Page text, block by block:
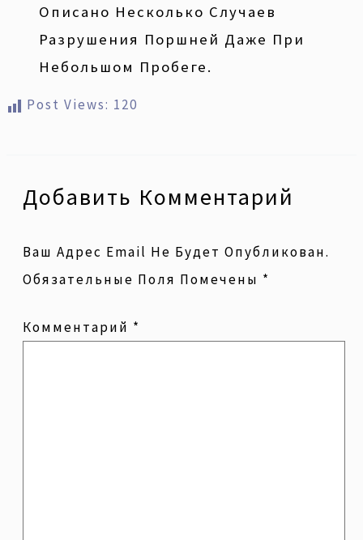
Описано Несколько Случаев
Разрушения Поршней Даже При
Небольшом Пробеге.
Post Views: 120
Добавить Комментарий
Ваш Адрес Email Не Будет Опубликован.
Обязательные Поля Помечены *
Комментарий *